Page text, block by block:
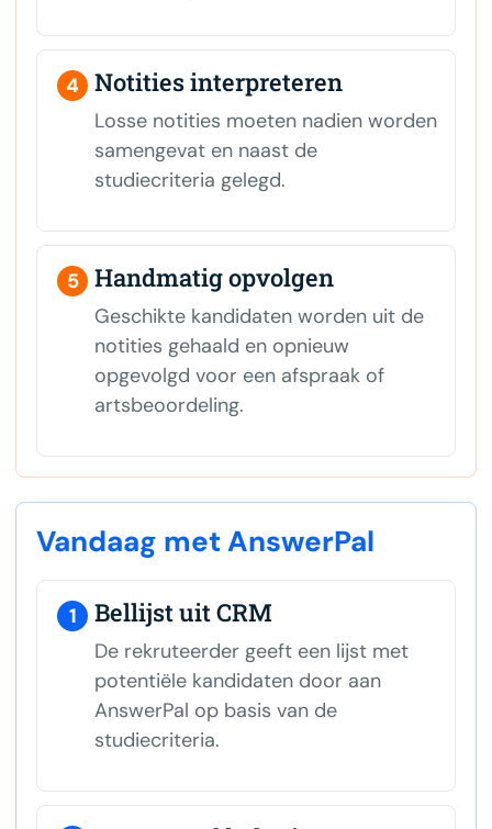
4 Notities interpreteren
Losse notities moeten nadien worden
samengevat en naast de
studiecriteria gelegd.
5 Handmatig opvolgen
Geschikte kandidaten worden uit de
notities gehaald en opnieuw
opgevolgd voor een afspraak of
artsbeoordeling.
Vandaag met AnswerPal
1 Bellijst uit CRM
De rekruteerder geeft een lijst met
potentiële kandidaten door aan
AnswerPal op basis van de
studiecriteria.